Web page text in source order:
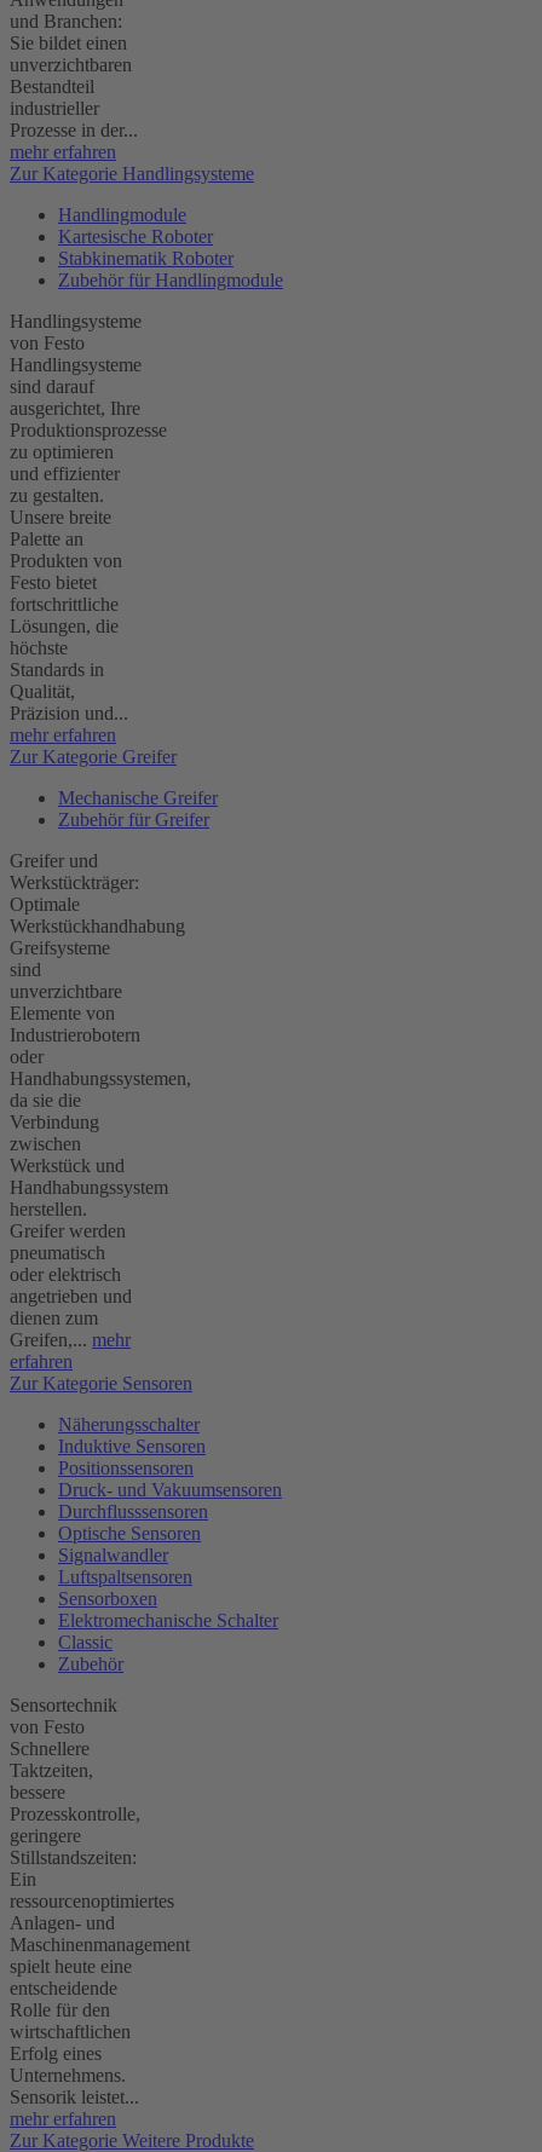
und Branchen:
Sie bildet einen
unverzichtbaren
Bestandteil
industrieller
Prozesse in der...
mehr erfahren
Zur Kategorie Handlingsysteme
Handlingmodule
Kartesische Roboter
Stabkinematik Roboter
Zubehör für Handlingmodule
Handlingsysteme
von Festo
Handlingsysteme
sind darauf
ausgerichtet, Ihre
Produktionsprozesse
zu optimieren
und effizienter
zu gestalten.
Unsere breite
Palette an
Produkten von
Festo bietet
fortschrittliche
Lösungen, die
höchste
Standards in
Qualität,
Präzision und...
mehr erfahren
Zur Kategorie Greifer
Mechanische Greifer
Zubehör für Greifer
Greifer und
Werkstückträger:
Optimale
Werkstückhandhabung
Greifsysteme
sind
unverzichtbare
Elemente von
Industrierobotern
oder
Handhabungssystemen,
da sie die
Verbindung
zwischen
Werkstück und
Handhabungssystem
herstellen.
Greifer werden
pneumatisch
oder elektrisch
angetrieben und
dienen zum
Greifen,... mehr
erfahren
Zur Kategorie Sensoren
Näherungsschalter
Induktive Sensoren
Positionssensoren
Druck- und Vakuumsensoren
Durchflusssensoren
Optische Sensoren
Signalwandler
Luftspaltsensoren
Sensorboxen
Elektromechanische Schalter
Classic
Zubehör
Sensortechnik
von Festo
Schnellere
Taktzeiten,
bessere
Prozesskontrolle,
geringere
Stillstandszeiten:
Ein
ressourcenoptimiertes
Anlagen- und
Maschinenmanagement
spielt heute eine
entscheidende
Rolle für den
wirtschaftlichen
Erfolg eines
Unternehmens.
Sensorik leistet...
mehr erfahren
Zur Kategorie Weitere Produkte